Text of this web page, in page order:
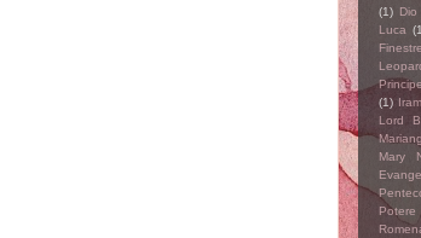
(1) Dio
Luca
Finestre
Principe
(1)
Lord
Mary
Potere